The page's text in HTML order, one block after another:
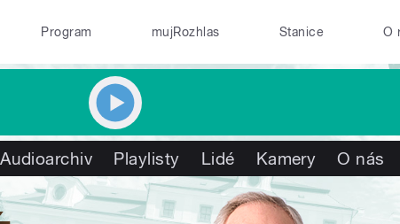
Program mujRozhlas Stanice O
Audioarchiv Playlisty Lidé Kamery O nás